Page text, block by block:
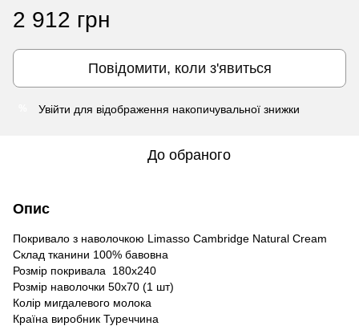
2 912 грн
Повідомити, коли з'явиться
Увійти для відображення накопичувальної знижки
До обраного
Опис
Покривало з наволочкою Limasso Cambridge Natural Cream
Склад тканини 100% бавовна
Розмір покривала 180х240
Розмір наволочки 50х70 (1 шт)
Колір мигдалевого молока
Країна виробник Туреччина